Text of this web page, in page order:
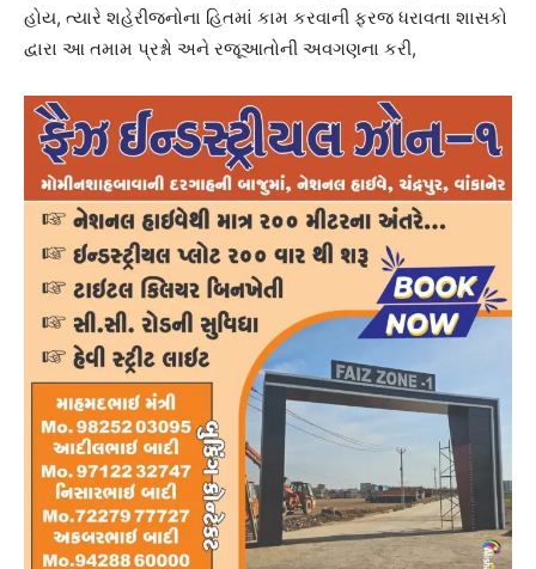
હોય, ત્યારે શહેરીજનોના હિતમાં કામ કરવાની ફરજ ધરાવતા શાસકો
દ્વારા આ તમામ પ્રશ્નો અને રજૂઆતોની અવગણના કરી,